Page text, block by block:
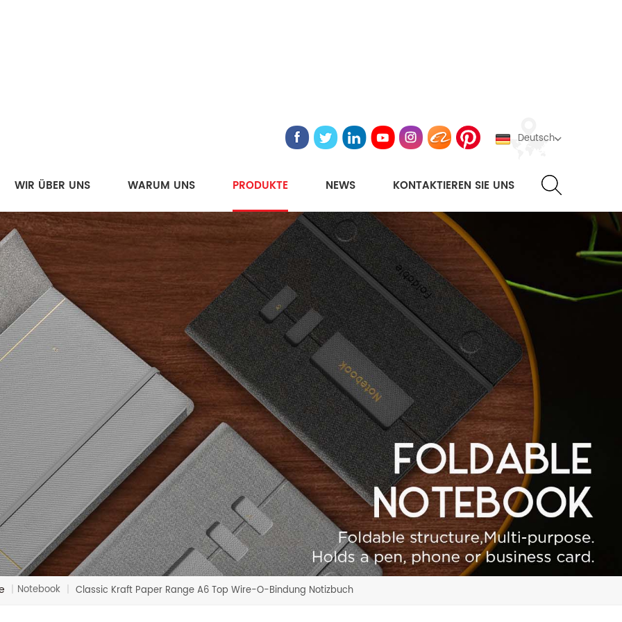
Deutsch
WIR ÜBER UNS WARUM UNS PRODUKTE NEWS KONTAKTIEREN SIE UNS
| Notebook | Classic Kraft Paper Range A6 Top Wire-O-Bindung Notizbuch